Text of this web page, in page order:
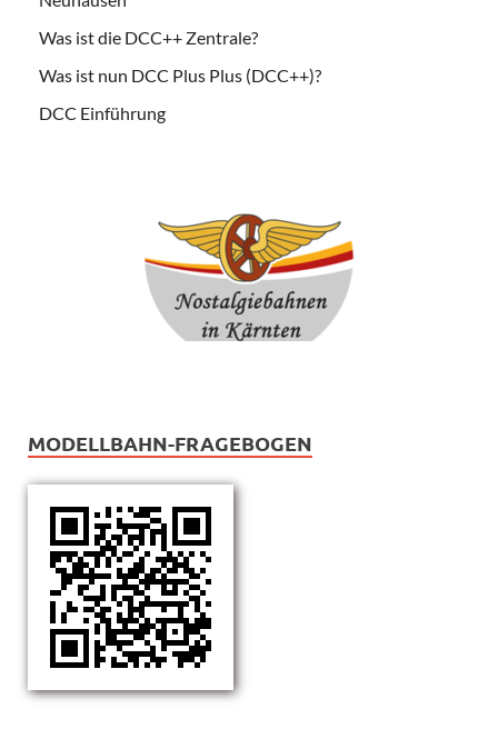
Was ist die DCC++ Zentrale?
Was ist nun DCC Plus Plus (DCC++)?
DCC Einführung
MODELLBAHN-FRAGEBOGEN